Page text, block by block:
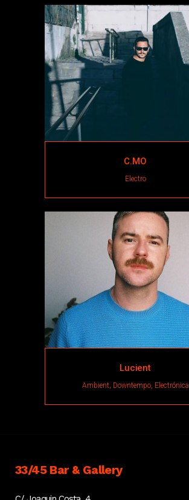
C.MO
Electro
Lucient
Ambient, Downtempo, Electrónica
33/45 Bar & Gallery